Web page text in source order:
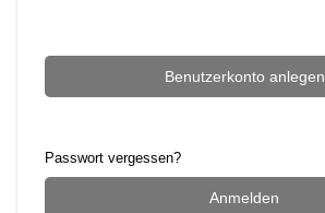
Benutzerkonto anlegen
Passwort vergessen?
Anmelden